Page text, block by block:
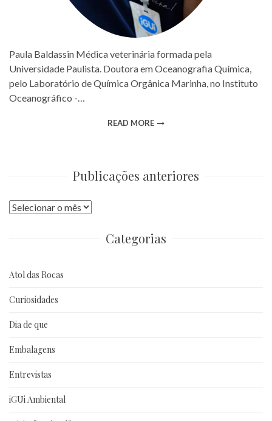
Paula Baldassin Médica veterinária formada pela
Universidade Paulista. Doutora em Oceanografia Química,
pelo Laboratório de Química Orgânica Marinha, no Instituto
Oceanográfico -…
READ MORE
Publicações anteriores
Publicações
Categorias
Atol das Rocas
Curiosidades
Dia de que
Embalagens
Entrevistas
iGUi Ambiental